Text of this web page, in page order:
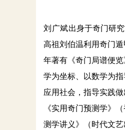
刘广斌出身于奇门研
高祖刘伯温利用奇门
年著有《奇门局谱便
学为坐标、以数学为
应用社会，指导实践
《实用奇门预测学》
测学讲义》（时代文